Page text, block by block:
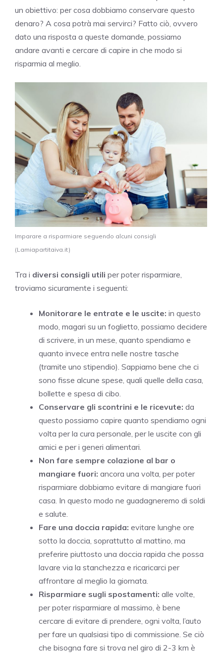
un obiettivo: per cosa dobbiamo conservare questo
denaro? A cosa potrà mai servirci? Fatto ciò, ovvero
dato una risposta a queste domande, possiamo
andare avanti e cercare di capire in che modo si
risparmia al meglio.
Imparare a risparmiare seguendo alcuni consigli
(Lamiapartitaiva.it)
Tra i diversi consigli utili per poter risparmiare,
troviamo sicuramente i seguenti:
Monitorare le entrate e le uscite: in questo
modo, magari su un foglietto, possiamo decidere
di scrivere, in un mese, quanto spendiamo e
quanto invece entra nelle nostre tasche
(tramite uno stipendio). Sappiamo bene che ci
sono fisse alcune spese, quali quelle della casa,
bollette e spesa di cibo.
Conservare gli scontrini e le ricevute: da
questo possiamo capire quanto spendiamo ogni
volta per la cura personale, per le uscite con gli
amici e per i generi alimentari.
Non fare sempre colazione al bar o
mangiare fuori: ancora una volta, per poter
risparmiare dobbiamo evitare di mangiare fuori
casa. In questo modo ne guadagneremo di soldi
e salute.
Fare una doccia rapida: evitare lunghe ore
sotto la doccia, soprattutto al mattino, ma
preferire piuttosto una doccia rapida che possa
lavare via la stanchezza e ricaricarci per
affrontare al meglio la giornata.
Risparmiare sugli spostamenti: alle volte,
per poter risparmiare al massimo, è bene
cercare di evitare di prendere, ogni volta, l’auto
per fare un qualsiasi tipo di commissione. Se ciò
che bisogna fare si trova nel giro di 2-3 km è